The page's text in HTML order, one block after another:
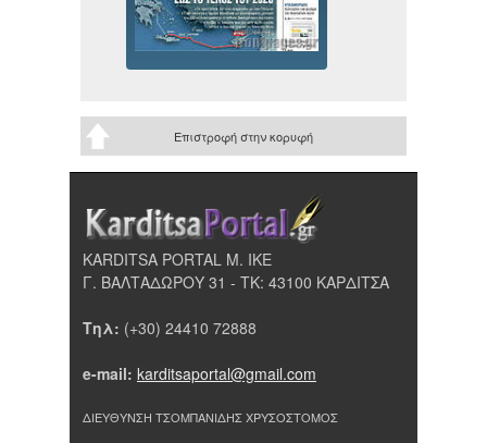
Επιστροφή στην κορυφή
KARDITSA PORTAL Μ. ΙΚΕ
Γ. ΒΑΛΤΑΔΩΡΟΥ 31 - ΤΚ: 43100 ΚΑΡΔΙΤΣΑ
Τηλ: (+30) 24410 72888
e-mail: karditsaportal@gmail.com
ΔΙΕΥΘΥΝΣΗ ΤΣΟΜΠΑΝΙΔΗΣ ΧΡΥΣΟΣΤΟΜΟΣ